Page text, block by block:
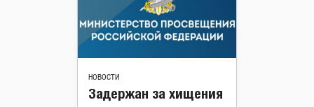
НОВОСТИ
Задержан за хищения